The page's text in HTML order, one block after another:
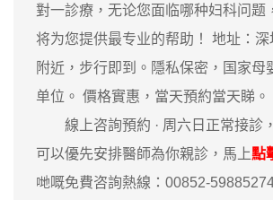
對一診療，无论您面临哪种妇科问题
将为您提供最专业的帮助！ 地址：
附近，步行即到。隱私保密，国家母
单位。 價格實惠，當天預約當天睇。
線上咨詢預約 · ‎周六日正常接診
可以優先安排醫師為你親診，馬上點
哋嘅免費咨詢熱線：00852-